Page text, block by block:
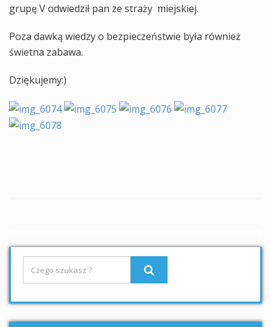
grupę V odwiedził pan ze straży miejskiej.
Poza dawką wiedzy o bezpieczeństwie była również
świetna zabawa.
Dziękujemy:)